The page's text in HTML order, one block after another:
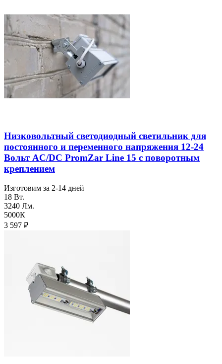
Низковольтный светодиодный светильник для
постоянного и переменного напряжения 12-24
Вольт AC/DC PromZar Line 15 с поворотным
креплением
Изготовим за 2-14 дней
18 Вт.
3240 Лм.
5000К
3 597 ₽